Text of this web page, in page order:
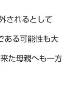
されるとして
ある可能性も大
た母親へも一方